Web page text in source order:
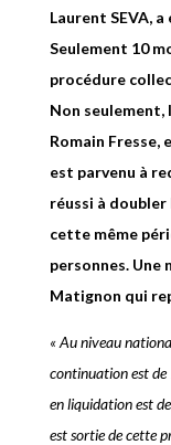
Laurent SEVA,
Seulement 10
procédure
Non seulement,
Romain Fresse,
est parvenu à
réussi à
cette même
personnes. Une
Matignon qui
« Au niveau
continuation est
en liquidation est
est sortie de cette